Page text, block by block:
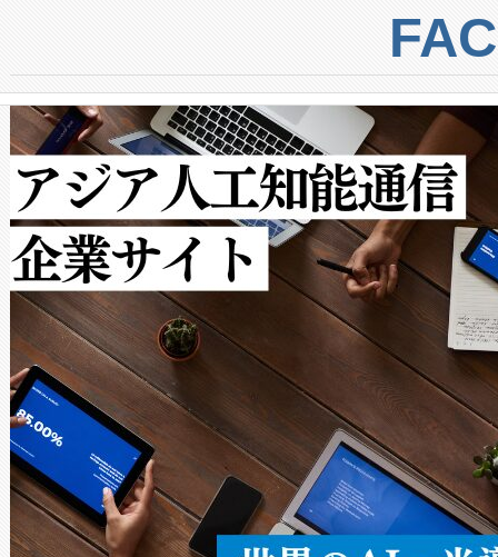
centers. Voltaiqは、ai&のAI
からシステム統合、試運転、
クルの各段階のデータを監視
[…]
トに対して約600メートルに
では、反射率10％のターゲッ
で向上し、最大検知距離は
ットだけで最大1キロメート
ルの変電所周囲を監視でき、
作業と点群処理を簡素化でき
Avia 2は、2種類のFOVオプシ
× 80°のノーマルモード、長
ードを切り替えて使用するこ
ることなく、単一のデバイス
うにします。遠距離まで届く
密度なスキャ […]